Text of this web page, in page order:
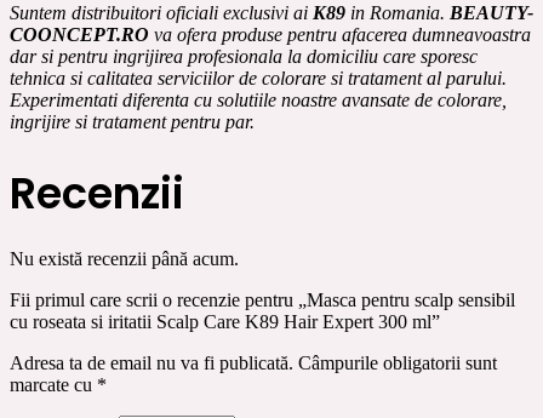
Suntem distribuitori oficiali exclusivi ai K89 in Romania. BEAUTY-
COONCEPT.RO va ofera produse pentru afacerea dumneavoastra
dar si pentru ingrijirea profesionala la domiciliu care sporesc
tehnica si calitatea serviciilor de colorare si tratament al parului.
Experimentati diferenta cu solutiile noastre avansate de colorare,
ingrijire si tratament pentru par.
Recenzii
Nu există recenzii până acum.
Fii primul care scrii o recenzie pentru „Masca pentru scalp sensibil
cu roseata si iritatii Scalp Care K89 Hair Expert 300 ml”
Adresa ta de email nu va fi publicată. Câmpurile obligatorii sunt
marcate cu *